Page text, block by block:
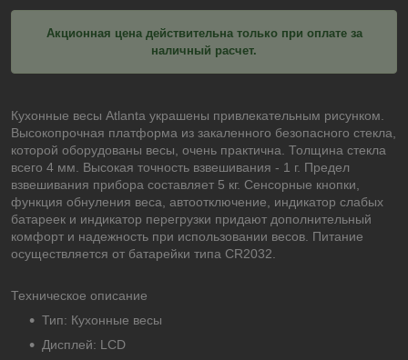
Акционная цена действительна только при оплате за
наличный расчет.
Кухонные весы Atlanta украшены привлекательным рисунком.
Высокопрочная платформа из закаленного безопасного стекла,
которой оборудованы весы, очень практична. Толщина стекла
всего 4 мм. Высокая точность взвешивания - 1 г. Предел
взвешивания прибора составляет 5 кг. Сенсорные кнопки,
функция обнуления веса, автоотключение, индикатор слабых
батареек и индикатор перегрузки придают дополнительный
комфорт и надежность при использовании весов. Питание
осуществляется от батарейки типа CR2032.
Техническое описание
Тип: Кухонные весы
Дисплей: LCD